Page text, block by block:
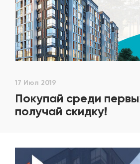
17 Июл 2019
Покупай среди
получай скидку!